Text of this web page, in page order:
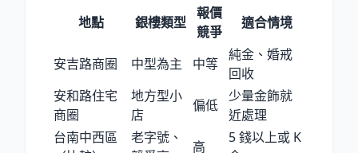
地點 銀樓類型
報價
競爭
適合情境
安吉路商圈 中型為主 中等
純金、婚戒
回收
安和路住宅
商圈
地方型小
店
偏低
少量金飾就
近處理
台南中西區
老字號、
高
5 錢以上或 K